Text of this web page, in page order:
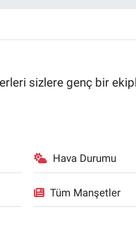
sizlere genç bir
Hava Durumu
Tüm Manşetler